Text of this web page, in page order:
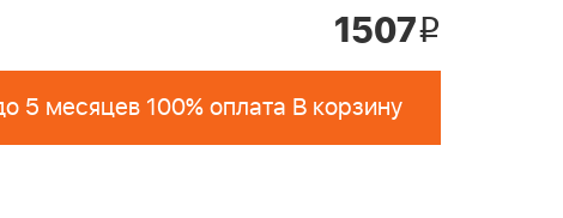
1507i
5 месяцев 100% оплата В корзину